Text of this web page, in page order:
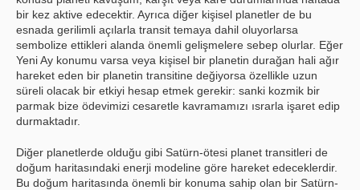
bir kez aktive edecektir. Ayrıca diğer kişisel planetler de bu
esnada gerilimli açılarla transit temaya dahil oluyorlarsa
sembolize ettikleri alanda önemli gelişmelere sebep olurlar. Eğer
Yeni Ay konumu varsa veya kişisel bir planetin durağan hali ağır
hareket eden bir planetin transitine değiyorsa özellikle uzun
süreli olacak bir etkiyi hesap etmek gerekir: sanki kozmik bir
parmak bize ödevimizi cesaretle kavramamızı ısrarla işaret edip
durmaktadır.
Diğer planetlerde olduğu gibi Satürn-ötesi planet transitleri de
doğum haritasındaki enerji modeline göre hareket edeceklerdir.
Bu doğum haritasında önemli bir konuma sahip olan bir Satürn-